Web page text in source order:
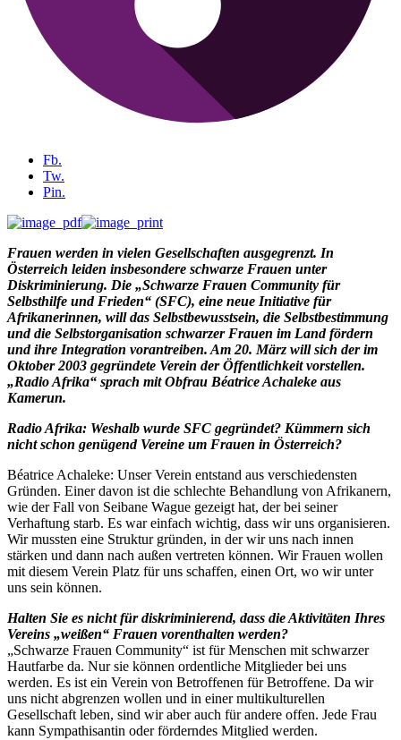
Fb.
Tw.
Pin.
Frauen werden in vielen Gesellschaften ausgegrenzt. In
Österreich leiden insbesondere schwarze Frauen unter
Diskriminierung. Die „Schwarze Frauen Community für
Selbsthilfe und Frieden“ (SFC), eine neue Initiative für
Afrikanerinnen, will das Selbstbewusstsein, die Selbstbestimmung
und die Selbstorganisation schwarzer Frauen im Land fördern
und ihre Integration vorantreiben. Am 20. März will sich der im
Oktober 2003 gegründete Verein der Öffentlichkeit vorstellen.
„Radio Afrika“ sprach mit Obfrau Béatrice Achaleke aus
Kamerun.
Radio Afrika: Weshalb wurde SFC gegründet? Kümmern sich
nicht schon genügend Vereine um Frauen in Österreich?
Béatrice Achaleke: Unser Verein entstand aus verschiedensten
Gründen. Einer davon ist die schlechte Behandlung von Afrikanern,
wie der Fall von Seibane Wague gezeigt hat, der bei seiner
Verhaftung starb. Es war einfach wichtig, dass wir uns organisieren.
Wir mussten eine Struktur gründen, in der wir uns nach innen
stärken und dann nach außen vertreten können. Wir Frauen wollen
mit diesem Verein Platz für uns schaffen, einen Ort, wo wir unter
uns sein können.
Halten Sie es nicht für diskriminierend, dass die Aktivitäten Ihres
Vereins „weißen“ Frauen vorenthalten werden?
„Schwarze Frauen Community“ ist für Menschen mit schwarzer
Hautfarbe da. Nur sie können ordentliche Mitglieder bei uns
werden. Es ist ein Verein von Betroffenen für Betroffene. Da wir
uns nicht abgrenzen wollen und in einer multikulturellen
Gesellschaft leben, sind wir aber auch für andere offen. Jede Frau
kann Sympathisantin oder förderndes Mitglied werden.